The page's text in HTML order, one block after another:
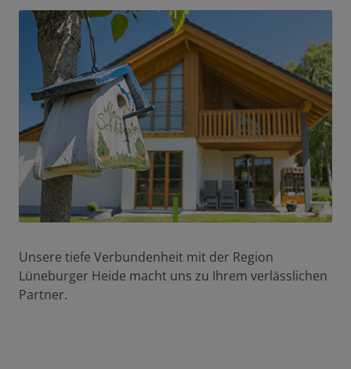
Unsere tiefe Verbundenheit mit der Region
Lüneburger Heide macht uns zu Ihrem verlässlichen
Partner.